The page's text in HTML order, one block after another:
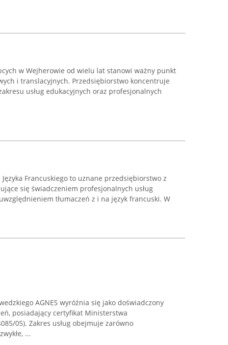
w Wejherowie od wielu lat stanowi ważny punkt
i translacyjnych. Przedsiębiorstwo koncentruje
usług edukacyjnych oraz profesjonalnych
Francuskiego to uznane przedsiębiorstwo z
się świadczeniem profesjonalnych usług
tłumaczeń z i na język francuski. W
AGNES wyróżnia się jako doświadczony
posiadający certyfikat Ministerstwa
05). Zakres usług obejmuje zarówno
...